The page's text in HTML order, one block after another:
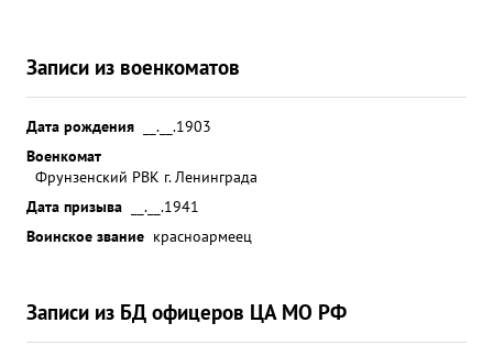
Записи из военкоматов
Дата рождения
__.__.1903
Военкомат
Фрунзенский РВК г. Ленинграда
Дата призыва
__.__.1941
Воинское звание красноармеец
Записи из БД офицеров ЦА МО РФ